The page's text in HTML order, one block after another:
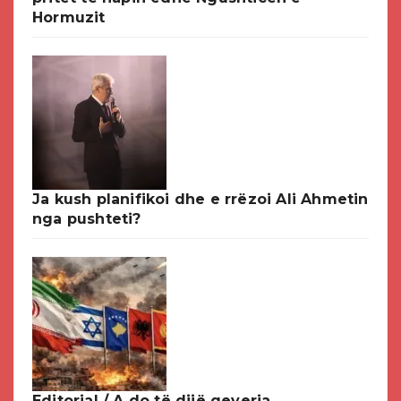
Hormuzit
Ja kush planifikoi dhe e rrëzoi Ali Ahmetin
nga pushteti?